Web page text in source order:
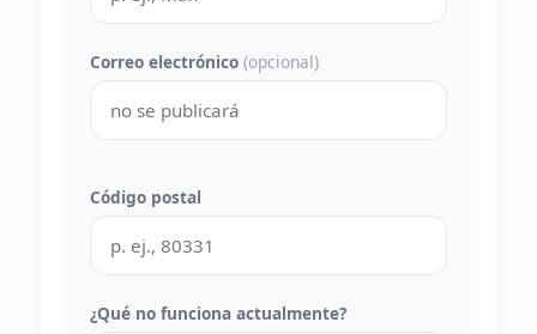
Correo electrónico (opcional)
Código postal
¿Qué no funciona actualmente?